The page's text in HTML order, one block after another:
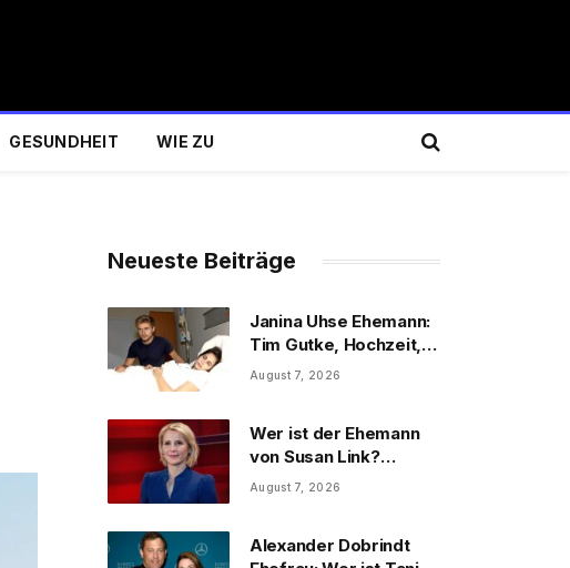
GESUNDHEIT WIE ZU
Neueste Beiträge
Janina Uhse Ehemann:
Tim Gutke, Hochzeit,
Sohn und Familie
August 7, 2026
Wer ist der Ehemann
von Susan Link?
Wolfgang Link, Beruf
August 7, 2026
Alexander Dobrindt